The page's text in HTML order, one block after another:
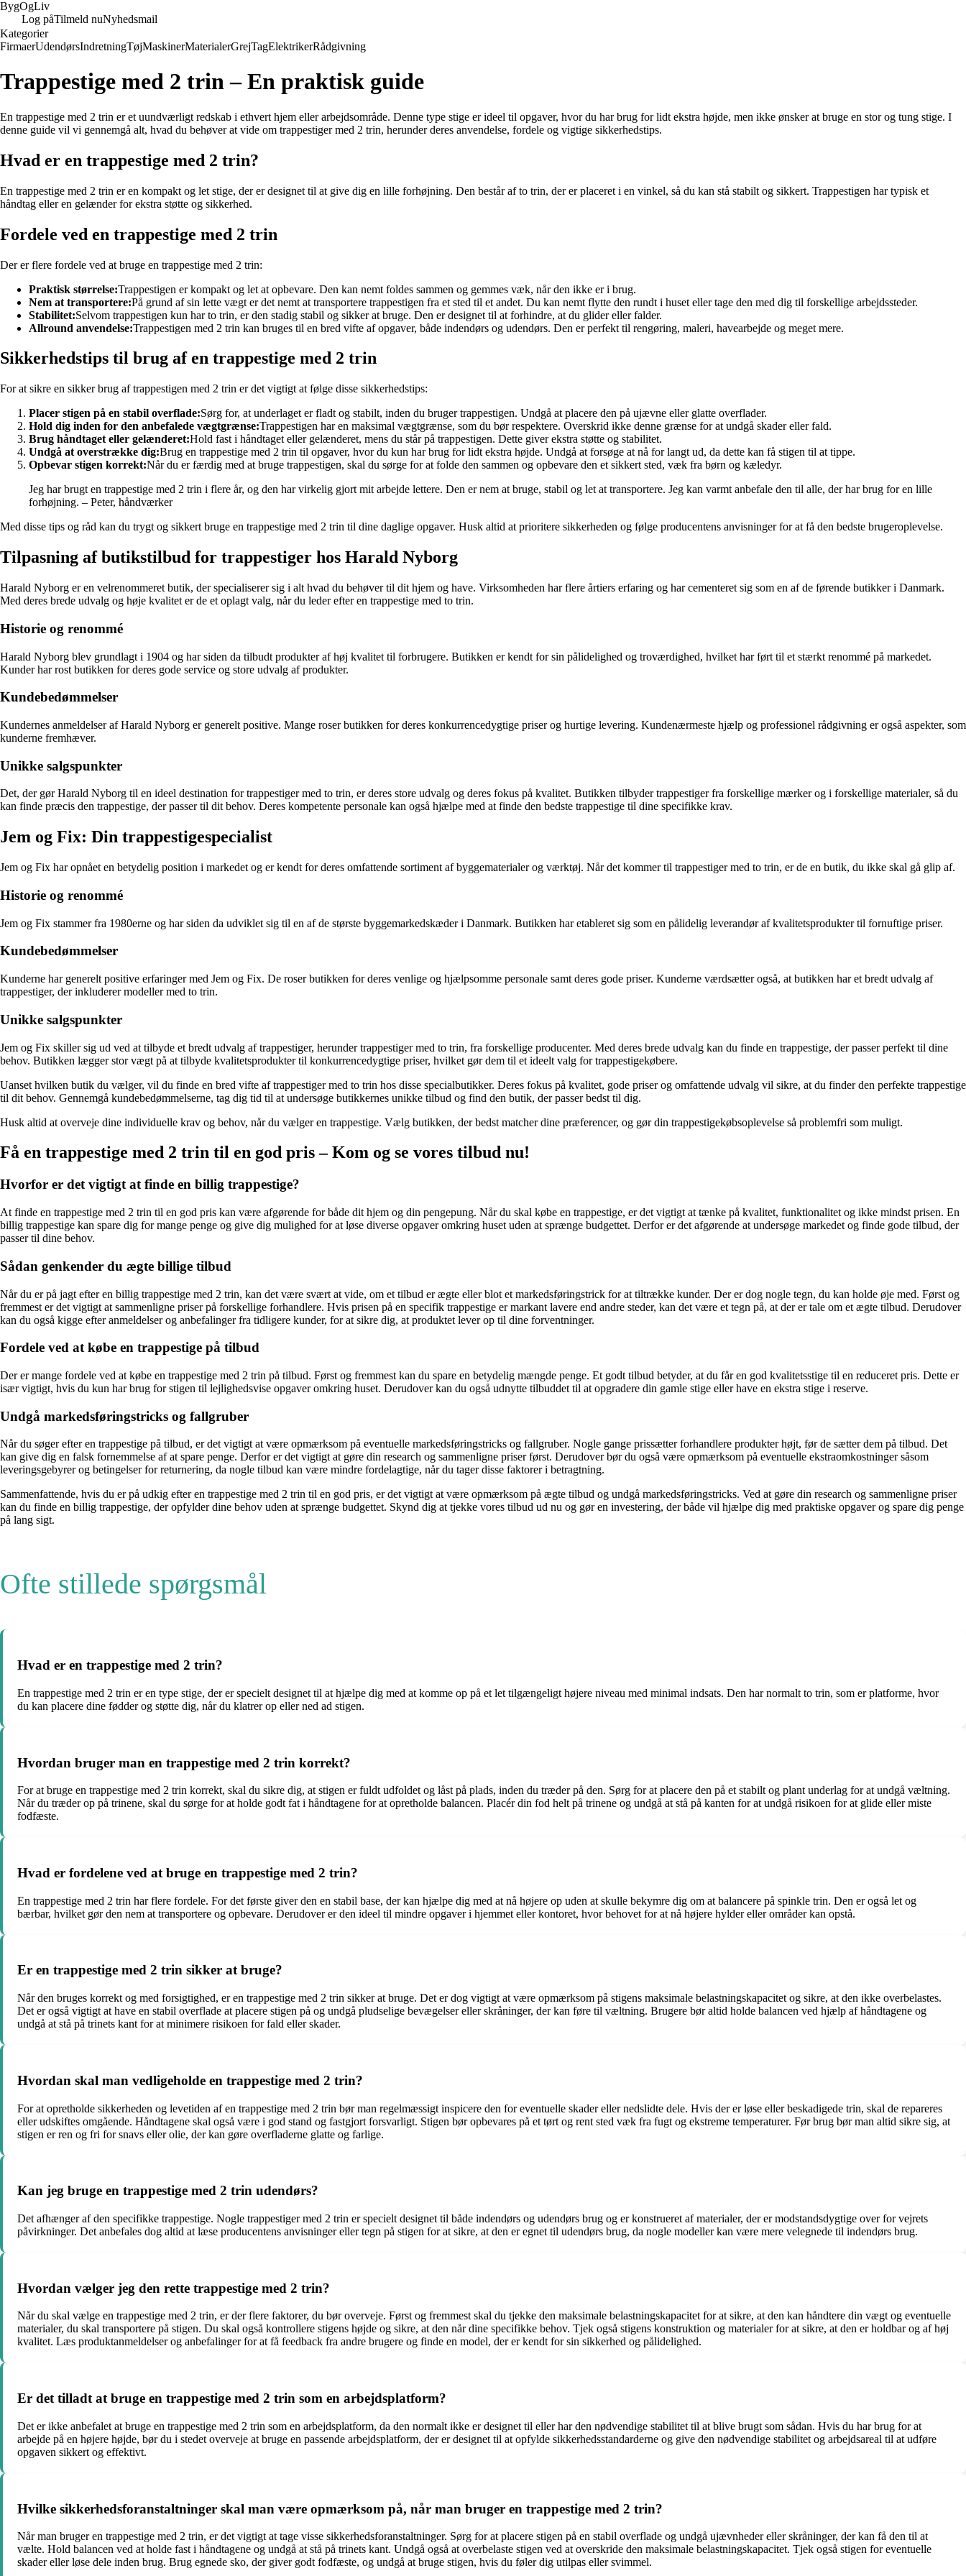
BygOgLiv
Log påTilmeld nuNyhedsmail
Kategorier
FirmaerUdendørsIndretningTøjMaskinerMaterialerGrejTagElektrikerRådgivning
Trappestige med 2 trin – En praktisk guide
En trappestige med 2 trin er et uundværligt redskab i ethvert hjem eller arbejdsområde. Denne type stige er ideel til opgaver, hvor du har brug for lidt ekstra højde, men ikke ønsker at bruge en stor og tung stige. I
denne guide vil vi gennemgå alt, hvad du behøver at vide om trappestiger med 2 trin, herunder deres anvendelse, fordele og vigtige sikkerhedstips.
Hvad er en trappestige med 2 trin?
En trappestige med 2 trin er en kompakt og let stige, der er designet til at give dig en lille forhøjning. Den består af to trin, der er placeret i en vinkel, så du kan stå stabilt og sikkert. Trappestigen har typisk et
håndtag eller en gelænder for ekstra støtte og sikkerhed.
Fordele ved en trappestige med 2 trin
Der er flere fordele ved at bruge en trappestige med 2 trin:
Praktisk størrelse:Trappestigen er kompakt og let at opbevare. Den kan nemt foldes sammen og gemmes væk, når den ikke er i brug.
Nem at transportere:På grund af sin lette vægt er det nemt at transportere trappestigen fra et sted til et andet. Du kan nemt flytte den rundt i huset eller tage den med dig til forskellige arbejdssteder.
Stabilitet:Selvom trappestigen kun har to trin, er den stadig stabil og sikker at bruge. Den er designet til at forhindre, at du glider eller falder.
Allround anvendelse:Trappestigen med 2 trin kan bruges til en bred vifte af opgaver, både indendørs og udendørs. Den er perfekt til rengøring, maleri, havearbejde og meget mere.
Sikkerhedstips til brug af en trappestige med 2 trin
For at sikre en sikker brug af trappestigen med 2 trin er det vigtigt at følge disse sikkerhedstips:
Placer stigen på en stabil overflade:Sørg for, at underlaget er fladt og stabilt, inden du bruger trappestigen. Undgå at placere den på ujævne eller glatte overflader.
Hold dig inden for den anbefalede vægtgrænse:Trappestigen har en maksimal vægtgrænse, som du bør respektere. Overskrid ikke denne grænse for at undgå skader eller fald.
Brug håndtaget eller gelænderet:Hold fast i håndtaget eller gelænderet, mens du står på trappestigen. Dette giver ekstra støtte og stabilitet.
Undgå at overstrække dig:Brug en trappestige med 2 trin til opgaver, hvor du kun har brug for lidt ekstra højde. Undgå at forsøge at nå for langt ud, da dette kan få stigen til at tippe.
Opbevar stigen korrekt:Når du er færdig med at bruge trappestigen, skal du sørge for at folde den sammen og opbevare den et sikkert sted, væk fra børn og kæledyr.
Jeg har brugt en trappestige med 2 trin i flere år, og den har virkelig gjort mit arbejde lettere. Den er nem at bruge, stabil og let at transportere. Jeg kan varmt anbefale den til alle, der har brug for en lille
forhøjning. – Peter, håndværker
Med disse tips og råd kan du trygt og sikkert bruge en trappestige med 2 trin til dine daglige opgaver. Husk altid at prioritere sikkerheden og følge producentens anvisninger for at få den bedste brugeroplevelse.
Tilpasning af butikstilbud for trappestiger hos Harald Nyborg
Harald Nyborg er en velrenommeret butik, der specialiserer sig i alt hvad du behøver til dit hjem og have. Virksomheden har flere årtiers erfaring og har cementeret sig som en af de førende butikker i Danmark.
Med deres brede udvalg og høje kvalitet er de et oplagt valg, når du leder efter en trappestige med to trin.
Historie og renommé
Harald Nyborg blev grundlagt i 1904 og har siden da tilbudt produkter af høj kvalitet til forbrugere. Butikken er kendt for sin pålidelighed og troværdighed, hvilket har ført til et stærkt renommé på markedet.
Kunder har rost butikken for deres gode service og store udvalg af produkter.
Kundebedømmelser
Kundernes anmeldelser af Harald Nyborg er generelt positive. Mange roser butikken for deres konkurrencedygtige priser og hurtige levering. Kundenærmeste hjælp og professionel rådgivning er også aspekter, som
kunderne fremhæver.
Unikke salgspunkter
Det, der gør Harald Nyborg til en ideel destination for trappestiger med to trin, er deres store udvalg og deres fokus på kvalitet. Butikken tilbyder trappestiger fra forskellige mærker og i forskellige materialer, så du
kan finde præcis den trappestige, der passer til dit behov. Deres kompetente personale kan også hjælpe med at finde den bedste trappestige til dine specifikke krav.
Jem og Fix: Din trappestigespecialist
Jem og Fix har opnået en betydelig position i markedet og er kendt for deres omfattende sortiment af byggematerialer og værktøj. Når det kommer til trappestiger med to trin, er de en butik, du ikke skal gå glip af.
Historie og renommé
Jem og Fix stammer fra 1980erne og har siden da udviklet sig til en af de største byggemarkedskæder i Danmark. Butikken har etableret sig som en pålidelig leverandør af kvalitetsprodukter til fornuftige priser.
Kundebedømmelser
Kunderne har generelt positive erfaringer med Jem og Fix. De roser butikken for deres venlige og hjælpsomme personale samt deres gode priser. Kunderne værdsætter også, at butikken har et bredt udvalg af
trappestiger, der inkluderer modeller med to trin.
Unikke salgspunkter
Jem og Fix skiller sig ud ved at tilbyde et bredt udvalg af trappestiger, herunder trappestiger med to trin, fra forskellige producenter. Med deres brede udvalg kan du finde en trappestige, der passer perfekt til dine
behov. Butikken lægger stor vægt på at tilbyde kvalitetsprodukter til konkurrencedygtige priser, hvilket gør dem til et ideelt valg for trappestigekøbere.
Uanset hvilken butik du vælger, vil du finde en bred vifte af trappestiger med to trin hos disse specialbutikker. Deres fokus på kvalitet, gode priser og omfattende udvalg vil sikre, at du finder den perfekte trappestige
til dit behov. Gennemgå kundebedømmelserne, tag dig tid til at undersøge butikkernes unikke tilbud og find den butik, der passer bedst til dig.
Husk altid at overveje dine individuelle krav og behov, når du vælger en trappestige. Vælg butikken, der bedst matcher dine præferencer, og gør din trappestigekøbsoplevelse så problemfri som muligt.
Få en trappestige med 2 trin til en god pris – Kom og se vores tilbud nu!
Hvorfor er det vigtigt at finde en billig trappestige?
At finde en trappestige med 2 trin til en god pris kan være afgørende for både dit hjem og din pengepung. Når du skal købe en trappestige, er det vigtigt at tænke på kvalitet, funktionalitet og ikke mindst prisen. En
billig trappestige kan spare dig for mange penge og give dig mulighed for at løse diverse opgaver omkring huset uden at sprænge budgettet. Derfor er det afgørende at undersøge markedet og finde gode tilbud, der
passer til dine behov.
Sådan genkender du ægte billige tilbud
Når du er på jagt efter en billig trappestige med 2 trin, kan det være svært at vide, om et tilbud er ægte eller blot et markedsføringstrick for at tiltrække kunder. Der er dog nogle tegn, du kan holde øje med. Først og
fremmest er det vigtigt at sammenligne priser på forskellige forhandlere. Hvis prisen på en specifik trappestige er markant lavere end andre steder, kan det være et tegn på, at der er tale om et ægte tilbud. Derudover
kan du også kigge efter anmeldelser og anbefalinger fra tidligere kunder, for at sikre dig, at produktet lever op til dine forventninger.
Fordele ved at købe en trappestige på tilbud
Der er mange fordele ved at købe en trappestige med 2 trin på tilbud. Først og fremmest kan du spare en betydelig mængde penge. Et godt tilbud betyder, at du får en god kvalitetsstige til en reduceret pris. Dette er
især vigtigt, hvis du kun har brug for stigen til lejlighedsvise opgaver omkring huset. Derudover kan du også udnytte tilbuddet til at opgradere din gamle stige eller have en ekstra stige i reserve.
Undgå markedsføringstricks og fallgruber
Når du søger efter en trappestige på tilbud, er det vigtigt at være opmærksom på eventuelle markedsføringstricks og fallgruber. Nogle gange prissætter forhandlere produkter højt, før de sætter dem på tilbud. Det
kan give dig en falsk fornemmelse af at spare penge. Derfor er det vigtigt at gøre din research og sammenligne priser først. Derudover bør du også være opmærksom på eventuelle ekstraomkostninger såsom
leveringsgebyrer og betingelser for returnering, da nogle tilbud kan være mindre fordelagtige, når du tager disse faktorer i betragtning.
Sammenfattende, hvis du er på udkig efter en trappestige med 2 trin til en god pris, er det vigtigt at være opmærksom på ægte tilbud og undgå markedsføringstricks. Ved at gøre din research og sammenligne priser
kan du finde en billig trappestige, der opfylder dine behov uden at sprænge budgettet. Skynd dig at tjekke vores tilbud ud nu og gør en investering, der både vil hjælpe dig med praktiske opgaver og spare dig penge
på lang sigt.
Ofte stillede spørgsmål
Hvad er en trappestige med 2 trin?
En trappestige med 2 trin er en type stige, der er specielt designet til at hjælpe dig med at komme op på et let tilgængeligt højere niveau med minimal indsats. Den har normalt to trin, som er platforme, hvor
du kan placere dine fødder og støtte dig, når du klatrer op eller ned ad stigen.
Hvordan bruger man en trappestige med 2 trin korrekt?
For at bruge en trappestige med 2 trin korrekt, skal du sikre dig, at stigen er fuldt udfoldet og låst på plads, inden du træder på den. Sørg for at placere den på et stabilt og plant underlag for at undgå væltning.
Når du træder op på trinene, skal du sørge for at holde godt fat i håndtagene for at opretholde balancen. Placér din fod helt på trinene og undgå at stå på kanten for at undgå risikoen for at glide eller miste
fodfæste.
Hvad er fordelene ved at bruge en trappestige med 2 trin?
En trappestige med 2 trin har flere fordele. For det første giver den en stabil base, der kan hjælpe dig med at nå højere op uden at skulle bekymre dig om at balancere på spinkle trin. Den er også let og
bærbar, hvilket gør den nem at transportere og opbevare. Derudover er den ideel til mindre opgaver i hjemmet eller kontoret, hvor behovet for at nå højere hylder eller områder kan opstå.
Er en trappestige med 2 trin sikker at bruge?
Når den bruges korrekt og med forsigtighed, er en trappestige med 2 trin sikker at bruge. Det er dog vigtigt at være opmærksom på stigens maksimale belastningskapacitet og sikre, at den ikke overbelastes.
Det er også vigtigt at have en stabil overflade at placere stigen på og undgå pludselige bevægelser eller skråninger, der kan føre til væltning. Brugere bør altid holde balancen ved hjælp af håndtagene og
undgå at stå på trinets kant for at minimere risikoen for fald eller skader.
Hvordan skal man vedligeholde en trappestige med 2 trin?
For at opretholde sikkerheden og levetiden af en trappestige med 2 trin bør man regelmæssigt inspicere den for eventuelle skader eller nedslidte dele. Hvis der er løse eller beskadigede trin, skal de repareres
eller udskiftes omgående. Håndtagene skal også være i god stand og fastgjort forsvarligt. Stigen bør opbevares på et tørt og rent sted væk fra fugt og ekstreme temperaturer. Før brug bør man altid sikre sig, at
stigen er ren og fri for snavs eller olie, der kan gøre overfladerne glatte og farlige.
Kan jeg bruge en trappestige med 2 trin udendørs?
Det afhænger af den specifikke trappestige. Nogle trappestiger med 2 trin er specielt designet til både indendørs og udendørs brug og er konstrueret af materialer, der er modstandsdygtige over for vejrets
påvirkninger. Det anbefales dog altid at læse producentens anvisninger eller tegn på stigen for at sikre, at den er egnet til udendørs brug, da nogle modeller kan være mere velegnede til indendørs brug.
Hvordan vælger jeg den rette trappestige med 2 trin?
Når du skal vælge en trappestige med 2 trin, er der flere faktorer, du bør overveje. Først og fremmest skal du tjekke den maksimale belastningskapacitet for at sikre, at den kan håndtere din vægt og eventuelle
materialer, du skal transportere på stigen. Du skal også kontrollere stigens højde og sikre, at den når dine specifikke behov. Tjek også stigens konstruktion og materialer for at sikre, at den er holdbar og af høj
kvalitet. Læs produktanmeldelser og anbefalinger for at få feedback fra andre brugere og finde en model, der er kendt for sin sikkerhed og pålidelighed.
Er det tilladt at bruge en trappestige med 2 trin som en arbejdsplatform?
Det er ikke anbefalet at bruge en trappestige med 2 trin som en arbejdsplatform, da den normalt ikke er designet til eller har den nødvendige stabilitet til at blive brugt som sådan. Hvis du har brug for at
arbejde på en højere højde, bør du i stedet overveje at bruge en passende arbejdsplatform, der er designet til at opfylde sikkerhedsstandarderne og give den nødvendige stabilitet og arbejdsareal til at udføre
opgaven sikkert og effektivt.
Hvilke sikkerhedsforanstaltninger skal man være opmærksom på, når man bruger en trappestige med 2 trin?
Når man bruger en trappestige med 2 trin, er det vigtigt at tage visse sikkerhedsforanstaltninger. Sørg for at placere stigen på en stabil overflade og undgå ujævnheder eller skråninger, der kan få den til at
vælte. Hold balancen ved at holde fast i håndtagene og undgå at stå på trinets kant. Undgå også at overbelaste stigen ved at overskride den maksimale belastningskapacitet. Tjek også stigen for eventuelle
skader eller løse dele inden brug. Brug egnede sko, der giver godt fodfæste, og undgå at bruge stigen, hvis du føler dig utilpas eller svimmel.